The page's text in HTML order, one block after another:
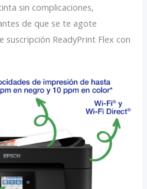
sin complicaciones,
de que se te agote
suscripción ReadyPrint Flex con